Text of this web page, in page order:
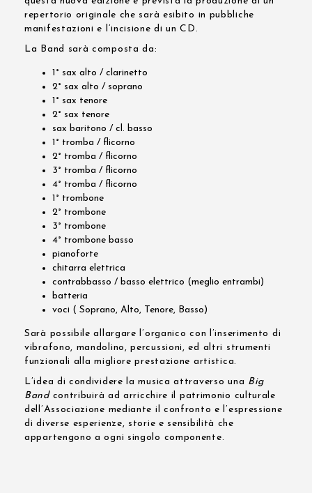
repertorio originale che sarà esibito in pubbliche
manifestazioni e l’incisione di un CD.
La Band sarà composta da:
1° sax alto / clarinetto
2° sax alto / soprano
1° sax tenore
2° sax tenore
sax baritono / cl. basso
1° tromba / flicorno
2° tromba / flicorno
3° tromba / flicorno
4° tromba / flicorno
1° trombone
2° trombone
3° trombone
4° trombone basso
pianoforte
chitarra elettrica
contrabbasso / basso elettrico (meglio entrambi)
batteria
voci ( Soprano, Alto, Tenore, Basso)
Sarà possibile allargare l’organico con l’inserimento di
vibrafono, mandolino, percussioni, ed altri strumenti
funzionali alla migliore prestazione artistica.
L’idea di condividere la musica attraverso una Big
Bandcontribuirà ad arricchire il patrimonio culturale
dell’Associazione mediante il confronto e l’espressione
di diverse esperienze, storie e sensibilità che
appartengono a ogni singolo componente.